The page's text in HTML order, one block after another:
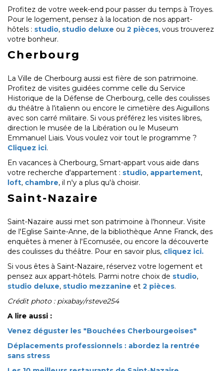
Profitez de votre week-end pour passer du temps à Troyes.
Pour le logement, pensez à la location de nos appart-
hôtels : studio, studio deluxe ou 2 pièces, vous trouverez
votre bonheur.
Cherbourg
La Ville de Cherbourg aussi est fière de son patrimoine.
Profitez de visites guidées comme celle du Service
Historique de la Défense de Cherbourg, celle des coulisses
du théâtre à l'italienn ou encore le cimetière des Aiguillons
avec son carré militaire. Si vous préférez les visites libres,
direction le musée de la Libération ou le Museum
Emmanuel Liais. Vous voulez voir tout le programme ?
Cliquez ici.
En vacances à Cherbourg, Smart-appart vous aide dans
votre recherche d'appartement : studio, appartement,
loft, chambre, il n'y a plus qu'à choisir.
Saint-Nazaire
Saint-Nazaire aussi met son patrimoine à l'honneur. Visite
de l'Eglise Sainte-Anne, de la bibliothèque Anne Franck, des
enquêtes à mener à l'Ecomusée, ou encore la découverte
des coulisses du théâtre. Pour en savoir plus, cliquez ici.
Si vous êtes à Saint-Nazaire, réservez votre logement et
pensez aux appart-hôtels. Parmi notre choix de studio,
studio deluxe, studio mezzanine et 2 pièces.
Crédit photo : pixabay/rsteve254
A lire aussi :
Venez déguster les "Bouchées Cherbourgeoises"
Déplacements professionnels : abordez la rentrée
sans stress